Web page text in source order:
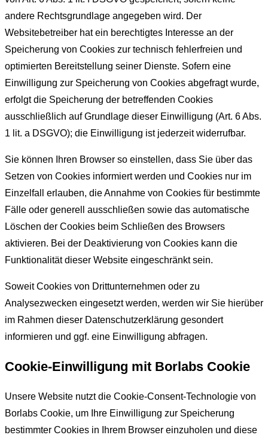
andere Rechtsgrundlage angegeben wird. Der
Websitebetreiber hat ein berechtigtes Interesse an der
Speicherung von Cookies zur technisch fehlerfreien und
optimierten Bereitstellung seiner Dienste. Sofern eine
Einwilligung zur Speicherung von Cookies abgefragt wurde,
erfolgt die Speicherung der betreffenden Cookies
ausschließlich auf Grundlage dieser Einwilligung (Art. 6 Abs.
1 lit. a DSGVO); die Einwilligung ist jederzeit widerrufbar.
Sie können Ihren Browser so einstellen, dass Sie über das
Setzen von Cookies informiert werden und Cookies nur im
Einzelfall erlauben, die Annahme von Cookies für bestimmte
Fälle oder generell ausschließen sowie das automatische
Löschen der Cookies beim Schließen des Browsers
aktivieren. Bei der Deaktivierung von Cookies kann die
Funktionalität dieser Website eingeschränkt sein.
Soweit Cookies von Drittunternehmen oder zu
Analysezwecken eingesetzt werden, werden wir Sie hierüber
im Rahmen dieser Datenschutzerklärung gesondert
informieren und ggf. eine Einwilligung abfragen.
Cookie-Einwilligung mit Borlabs Cookie
Unsere Website nutzt die Cookie-Consent-Technologie von
Borlabs Cookie, um Ihre Einwilligung zur Speicherung
bestimmter Cookies in Ihrem Browser einzuholen und diese